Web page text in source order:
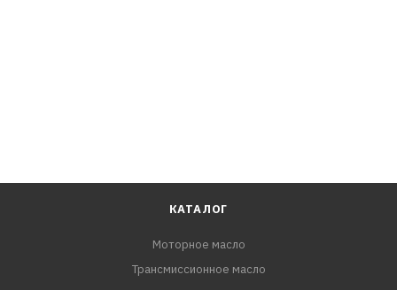
КАТАЛОГ
Моторное масло
Трансмиссионное масло